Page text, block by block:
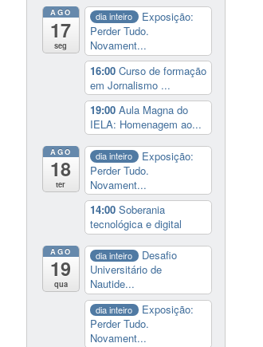
AGO
17
seg
dia inteiro
Exposição:
Perder Tudo.
Novament...
16:00 Curso de formação
em Jornalismo ...
19:00 Aula Magna do
IELA: Homenagem ao...
AGO
18
ter
dia inteiro
Exposição:
Perder Tudo.
Novament...
14:00 Soberania
tecnológica e digital
AGO
19
qua
dia inteiro
Desafio
Universitário de
Nautide...
dia inteiro
Exposição:
Perder Tudo.
Novament...